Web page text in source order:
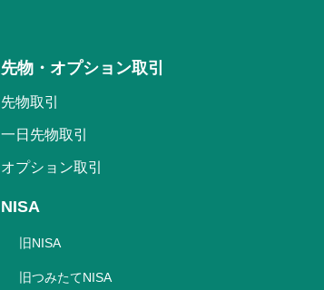
先物・オプション取引
先物取引
一日先物取引
オプション取引
NISA
旧NISA
旧つみたてNISA